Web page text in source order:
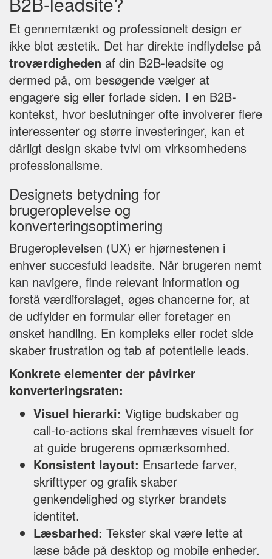
Et gennemtænkt og professionelt design er
ikke blot æstetik. Det har direkte indflydelse på
troværdigheden af din B2B-leadsite og
dermed på, om besøgende vælger at
engagere sig eller forlade siden. I en B2B-
kontekst, hvor beslutninger ofte involverer flere
interessenter og større investeringer, kan et
dårligt design skabe tvivl om virksomhedens
professionalisme.
Designets betydning for
brugeroplevelse og
konverteringsoptimering
Brugeroplevelsen (UX) er hjørnestenen i
enhver succesfuld leadsite. Når brugeren nemt
kan navigere, finde relevant information og
forstå værdiforslaget, øges chancerne for, at
de udfylder en formular eller foretager en
ønsket handling. En kompleks eller rodet side
skaber frustration og tab af potentielle leads.
Konkrete elementer der påvirker
konverteringsraten:
Visuel hierarki: Vigtige budskaber og
call-to-actions skal fremhæves visuelt for
at guide brugerens opmærksomhed.
Konsistent layout: Ensartede farver,
skrifttyper og grafik skaber
genkendelighed og styrker brandets
identitet.
Læsbarhed: Tekster skal være lette at
læse både på desktop og mobile enheder.